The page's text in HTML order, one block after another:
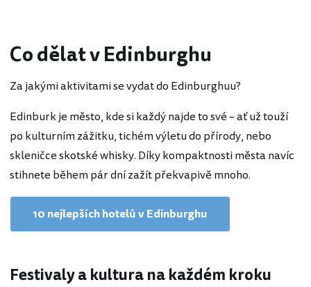
Co dělat v Edinburghu
Za jakými aktivitami se vydat do Edinburghuu?
Edinburk je město, kde si každý najde to své – ať už touží
po kulturním zážitku, tichém výletu do přírody, nebo
skleničce skotské whisky. Díky kompaktnosti města navíc
stihnete během pár dní zažít překvapivě mnoho.
10 nejlepších hotelů v Edinburghu
Festivaly a kultura na každém kroku